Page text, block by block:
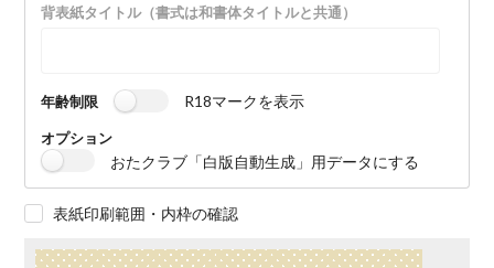
背表紙タイトル（書式は和書体タイトルと共通）
年齢制限 R18マークを表示
オプション
おたクラブ「白版自動生成」用データにする
表紙印刷範囲・内枠の確認